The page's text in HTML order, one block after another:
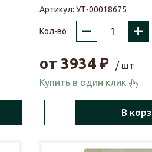
Артикул:УТ-00018675
Кол-во – +
от3934 ₽
/ шт
Купить в один клик
В